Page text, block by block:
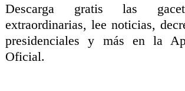
Descarga gratis las
extraordinarias, lee noticias,
presidenciales y más en la
Oficial.